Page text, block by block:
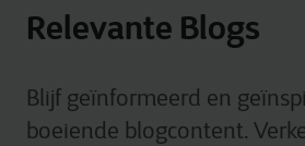
Relevante Blogs
Blijf geïnformeerd en
boeiende blogcontent.